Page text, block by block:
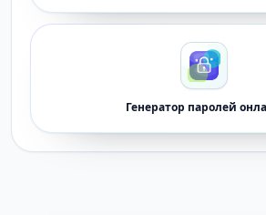
Генератор паролей